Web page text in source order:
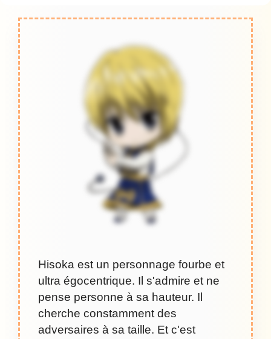
Hisoka est un personnage fourbe et
ultra égocentrique. Il s'admire et ne
pense personne à sa hauteur. Il
cherche constamment des
adversaires à sa taille. Et c'est